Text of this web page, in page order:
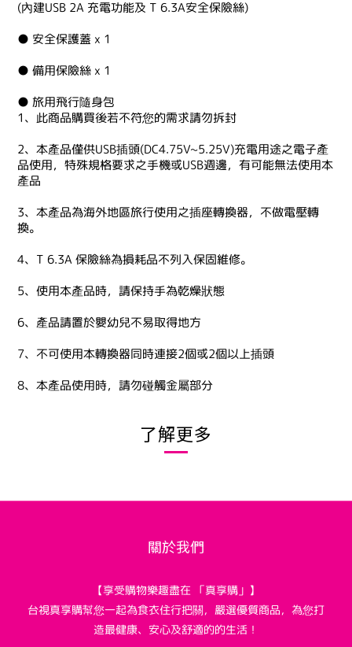
(內建USB 2A 充電功能及 T 6.3A安全保險絲)
● 安全保護蓋 x 1
● 備用保險絲 x 1
● 旅用飛行隨身包
1、此商品購買後若不符您的需求請勿拆封
2、本產品僅供USB插頭(DC4.75V~5.25V)充電用途之電子產
品使用，特殊規格要求之手機或USB週邊，有可能無法使用本
產品
3、本產品為海外地區旅行使用之插座轉換器，不做電壓轉
換。
4、T 6.3A 保險絲為損耗品不列入保固維修。
5、使用本產品時，請保持手為乾燥狀態
6、產品請置於嬰幼兒不易取得地方
7、不可使用本轉換器同時連接2個或2個以上插頭
8、本產品使用時，請勿碰觸金屬部分
了解更多
關於我們
【享受購物樂趣盡在 「真享購」】
台視真享購幫您一起為食衣住行把關，嚴選優質商品，為您打
造最健康、安心及舒適的的生活！